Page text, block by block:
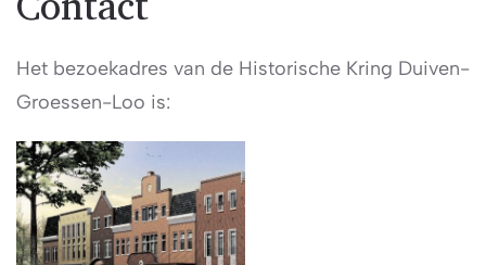
Het bezoekadres van de Historische Kring Duiven-
Groessen-Loo is: